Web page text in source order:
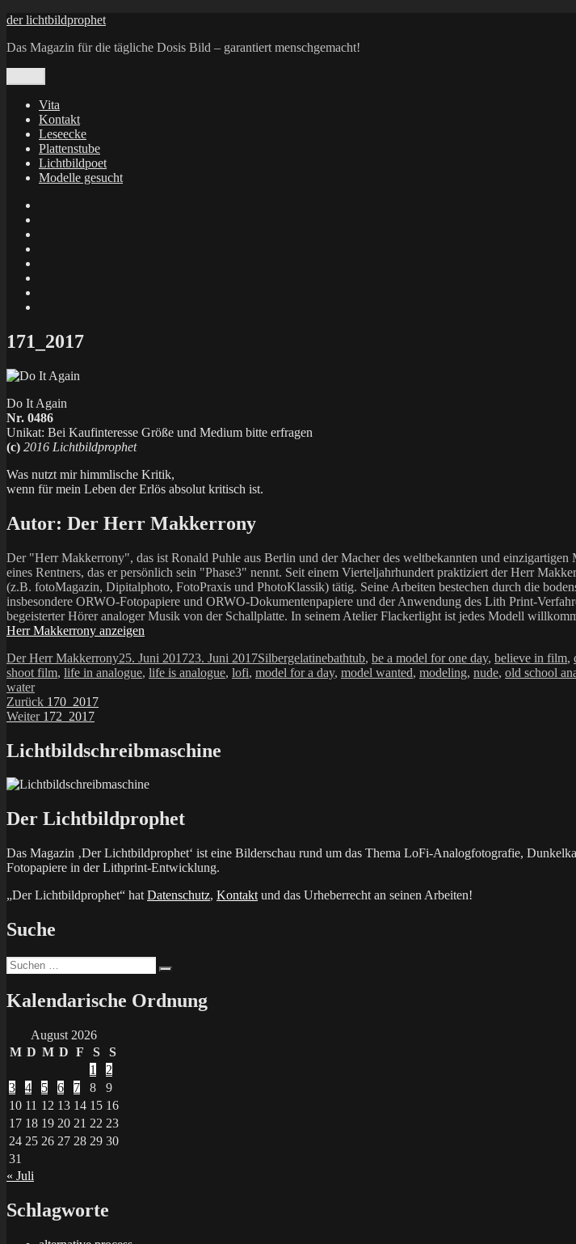
Zum
springen
der lichtbildprophet
Das Magazin für die tägliche Dosis Bild – garantiert menschgemacht!
Vita
Kontakt
Leseecke
Plattenstube
Lichtbildpoet
Modelle gesucht
X
171_2017
Do It Again
Nr. 0486
Unikat: Bei Kaufinteresse Größe und Medium bitte erfragen
(c) 2016 Lichtbildprophet
Was nutzt mir himmlische Kritik,
wenn für mein Leben der Erlös absolut kritisch ist.
Autor: Der Herr Makkerrony
Der "Herr Makkerrony", das ist Ronald Puhle aus Berlin und der Macher des weltbekannten und
eines Rentners, das er persönlich sein "Phase3" nennt. Seit einem Vierteljahrhundert praktiziert der Herr
(z.B. fotoMagazin, Dipitalphoto, FotoPraxis und PhotoKlassik) tätig. Seine Arbeiten bestechen durch die
insbesondere ORWO-Fotopapiere und ORWO-Dokumentenpapiere und der Anwendung des Lith Print-
begeisterter Hörer analoger Musik von der Schallplatte. In seinem Atelier Flackerlight ist jedes Modell
Herr Makkerrony anzeigen
Autor
Der Herr MakkerronyVeröffentlicht
am
25. Juni 201723. Juni 2017Kategorien
SilbergelatineSchlagwörter
bathtub, be a model for one day, believe in film,
shoot film, life in analogue, life is analogue, lofi, model for a day, model wanted, modeling, nude, old school
water
Beitragsnavigation
Zurück Vorheriger
Beitrag:
170_2017
Weiter Nächster
172_2017
Lichtbildschreibmaschine
Der Lichtbildprophet
Das Magazin ‚Der Lichtbildprophet‘ ist eine Bilderschau rund um das Thema LoFi-Analogfotografie,
Fotopapiere in der Lithprint-Entwicklung.
„Der Lichtbildprophet“ hat Datenschutz, Kontakt und das Urheberrecht an seinen Arbeiten!
Suche
Suchen
nach:
Kalendarische Ordnung
August 2026
M D M D F S
S
1
2
3
4 5 6 7 8
9
10 11 12 13 14 15 16
17 18 19 20 21 22 23
24 25 26 27 28 29 30
31
« Juli
Schlagworte